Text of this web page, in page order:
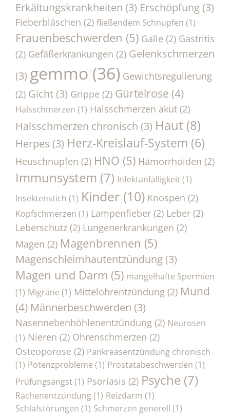
Erkältungskrankheiten (3) Erschöpfung (3)
Fieberbläschen (2) fließendem Schnupfen (1)
Frauenbeschwerden (5) Galle (2) Gastritis
(2) Gefäßerkrankungen (2) Gelenkschmerzen
(3) gemmo (36) Gewichtsregulierung
(2) Gicht (3) Grippe (2) Gürtelrose (4)
Halsschmerzen (1) Halsschmerzen akut (2)
Halsschmerzen chronisch (3) Haut (8)
Herpes (3) Herz-Kreislauf-System (6)
Heuschnupfen (2) HNO (5) Hämorrhoiden (2)
Immunsystem (7) Infektanfälligkeit(1)
Insektenstich (1) Kinder (10) Knospen (2)
Kopfschmerzen (1) Lampenfieber (2) Leber (2)
Leberschutz (2) Lungenerkrankungen (2)
Magen (2) Magenbrennen (5)
Magenschleimhautentzündung (3)
Magen und Darm (5) mangelhafte Spermien
(1) Migräne (1) Mittelohrentzündung (2) Mund
(4) Männerbeschwerden (3)
Nasennebenhöhlenentzündung (2) Neurosen
(1) Nieren (2) Ohrenschmerzen (2)
Osteoporose (2) Pankreasentzündung chronisch
(1) Potenzprobleme (1) Prostatabeschwerden (1)
Prüfungsangst(1) Psoriasis (2) Psyche (7)
Rachenentzündung(1) Reizdarm (1)
Schlafstörungen (1) Schmerzen generell (1)